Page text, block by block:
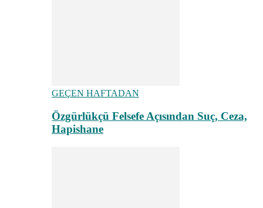
GEÇEN HAFTADAN
Özgürlükçü Felsefe Açısından Suç, Ceza,
Hapishane